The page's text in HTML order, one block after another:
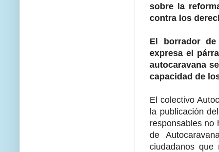
sobre la
contra los
El borrador
expresa el
autocaravana
capacidad de
El colectivo
la publicación
responsables no
de
ciudadanos